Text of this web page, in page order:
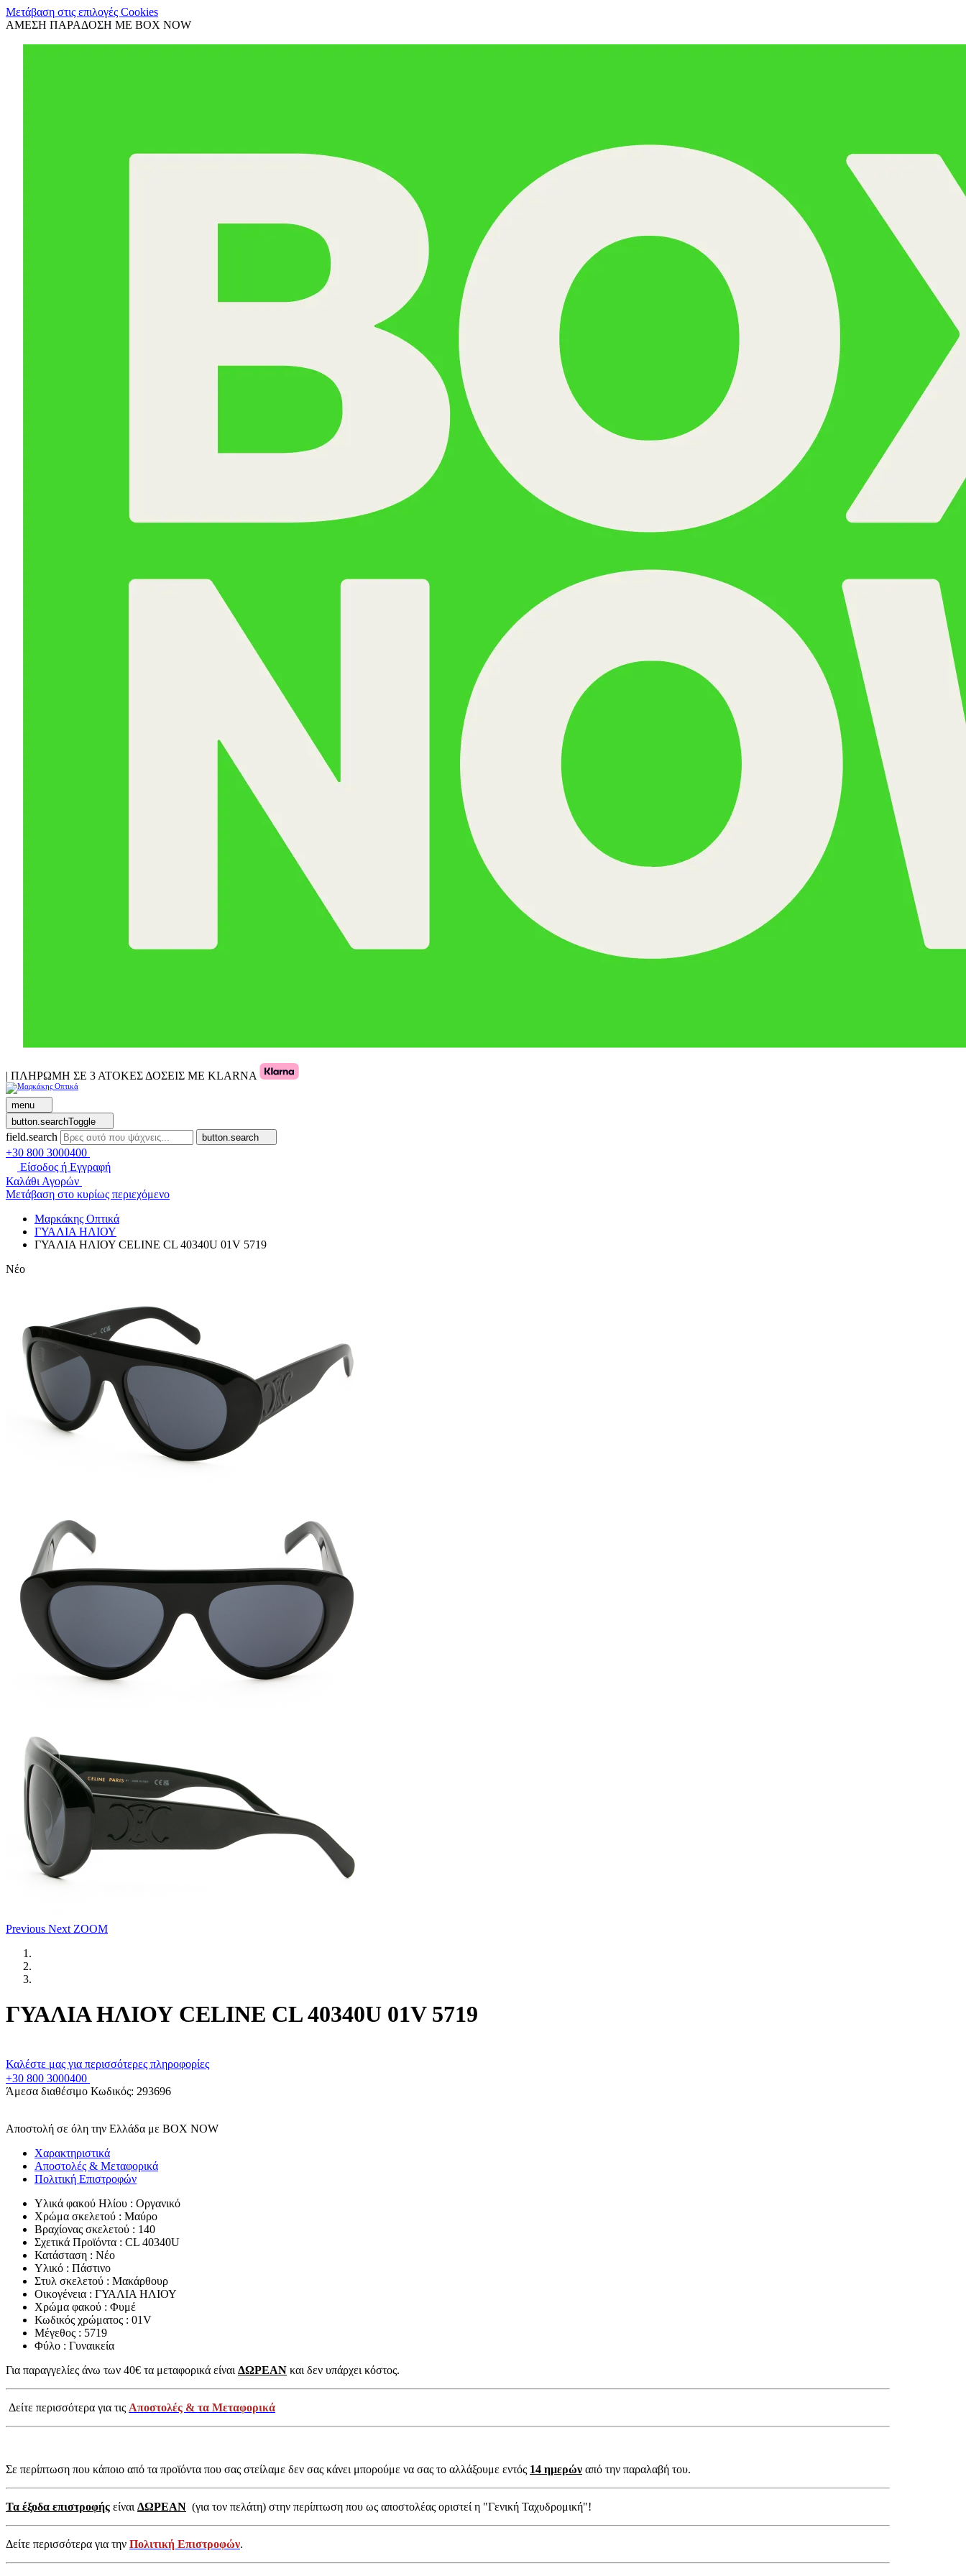
Μετάβαση στις επιλογές Cookies
ΑΜΕΣΗ ΠΑΡΑΔΟΣΗ ΜΕ BOX NOW
| ΠΛΗΡΩΜΗ ΣΕ 3 ΑΤΟΚΕΣ ΔΟΣΕΙΣ ΜΕ KLARNA
menu
button.searchToggle
field.search button.search
+30 800 3000400
Είσοδος ή Εγγραφή
Καλάθι Αγορών
Μετάβαση στο κυρίως περιεχόμενο
Μαρκάκης Οπτικά
ΓΥΑΛΙΑ ΗΛΙΟΥ
ΓΥΑΛΙΑ ΗΛΙΟΥ CELINE CL 40340U 01V 5719
Νέο
Previous Next ZOOM
ΓΥΑΛΙΑ ΗΛΙΟΥ CELINE CL 40340U 01V 5719
Καλέστε μας για περισσότερες πληροφορίες
+30 800 3000400
Άμεσα διαθέσιμο Κωδικός: 293696
Αποστολή σε όλη την Ελλάδα με BOX NOW
Χαρακτηριστικά
Αποστολές & Μεταφορικά
Πολιτική Επιστροφών
Υλικά φακού Ηλίου : Οργανικό
Χρώμα σκελετού : Μαύρο
Βραχίονας σκελετού : 140
Σχετικά Προϊόντα : CL 40340U
Κατάσταση : Νέο
Υλικό : Πάστινο
Στυλ σκελετού : Μακάρθουρ
Οικογένεια : ΓΥΑΛΙΑ ΗΛΙΟΥ
Χρώμα φακού : Φυμέ
Κωδικός χρώματος : 01V
Μέγεθος : 5719
Φύλο : Γυναικεία
Για παραγγελίες άνω των 40€ τα μεταφορικά είναι ΔΩΡΕΑΝ και δεν υπάρχει κόστος.
Δείτε περισσότερα για τις Αποστολές & τα Μεταφορικά
Σε περίπτωση που κάποιο από τα προϊόντα που σας στείλαμε δεν σας κάνει μπορούμε να σας το αλλάξουμε εντός 14 ημερών από την παραλαβή του.
Τα έξοδα επιστροφής είναι ΔΩΡΕΑΝ (για τον πελάτη) στην περίπτωση που ως αποστολέας οριστεί η "Γενική Ταχυδρομική"!
Δείτε περισσότερα για την Πολιτική Επιστροφών.